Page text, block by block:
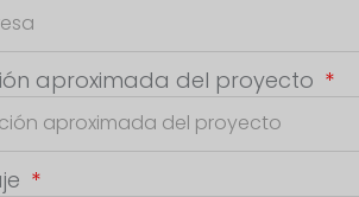
aproximada del proyecto